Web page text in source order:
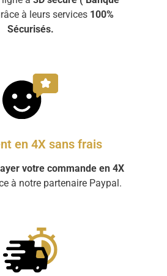
à leurs services 100%
Sécurisés.
en 4X sans frais
votre commande en 4X
à notre partenaire Paypal.